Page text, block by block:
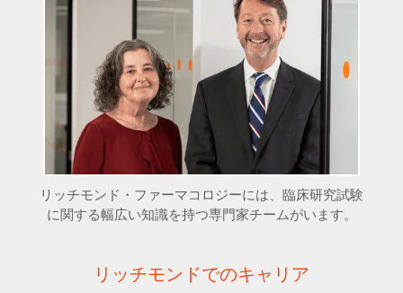
リッチモンド・ファーマコロジーには、臨床研究試験
に関する幅広い知識を持つ専門家チームがいます。
リッチモンドでのキャリア